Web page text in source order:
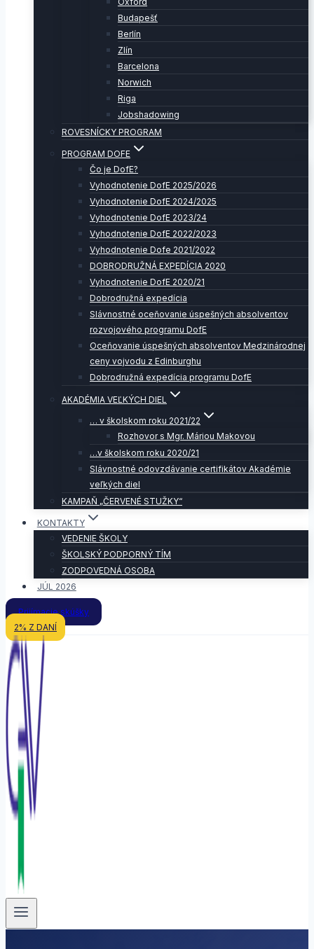
Budapešť
Berlín
Zlín
Barcelona
Norwich
Riga
Jobshadowing
ROVESNÍCKY PROGRAM
PROGRAM DOFE
Čo je DofE?
Vyhodnotenie DofE 2025/2026
Vyhodnotenie DofE 2024/2025
Vyhodnotenie DofE 2023/24
Vyhodnotenie DofE 2022/2023
Vyhodnotenie Dofe 2021/2022
DOBRODRUŽNÁ EXPEDÍCIA 2020
Vyhodnotenie DofE 2020/21
Dobrodružná expedícia
Slávnostné oceňovanie úspešných absolventov
rozvojového programu DofE
Oceňovanie úspešných absolventov Medzinárodnej
ceny vojvodu z Edinburghu
Dobrodružná expedícia programu DofE
AKADÉMIA VEĽKÝCH DIEL
… v školskom roku 2021/22
Rozhovor s Mgr. Máriou Makovou
…v školskom roku 2020/21
Slávnostné odovzdávanie certifikátov Akadémie
veľkých diel
KAMPAŇ „ČERVENÉ STUŽKY“
KONTAKTY
VEDENIE ŠKOLY
ŠKOLSKÝ PODPORNÝ TÍM
ZODPOVEDNÁ OSOBA
JÚL 2026
Prijímacie skúšky
2% Z DANÍ